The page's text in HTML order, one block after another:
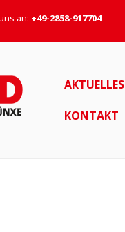
an: +49-2858-917704
AKTUELLES
KONTAKT